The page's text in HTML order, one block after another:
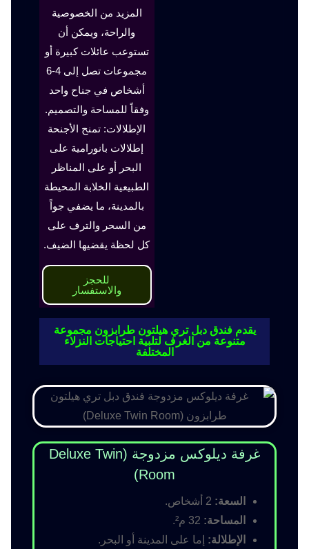
المزيد من الخصوصية
والراحة، ويمكن أن
تستوعب عائلات كبيرة أو
مجموعات تصل إلى 4-6
أشخاص في جناح واحد
وفقاً للمساحة والتصميم.
الإطلالات: تمنح الأجنحة
إطلالات بانورامية على
البحر أو على المناظر
الطبيعية الخلابة المحيطة
بالمدينة، ما يضفي جواً
من السحر والترف على
كل لحظة يقضيها الضيف.
للحجز
والاستفسار
يقدم فندق دبل تري هيلتون طرابزون مجموعة
متنوعة من الغرف لتلبية احتياجات النزلاء
المختلفة
غرفة ديلوكس مزدوجة (Deluxe Twin
Room)
السعة:
المساحة:
الإطلالة: إما على المدينة أو البحر.